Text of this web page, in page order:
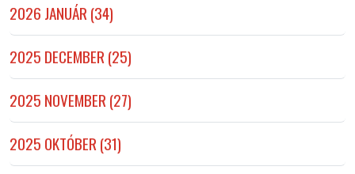
2026 JANUÁR (34)
2025 DECEMBER (25)
2025 NOVEMBER (27)
2025 OKTÓBER (31)